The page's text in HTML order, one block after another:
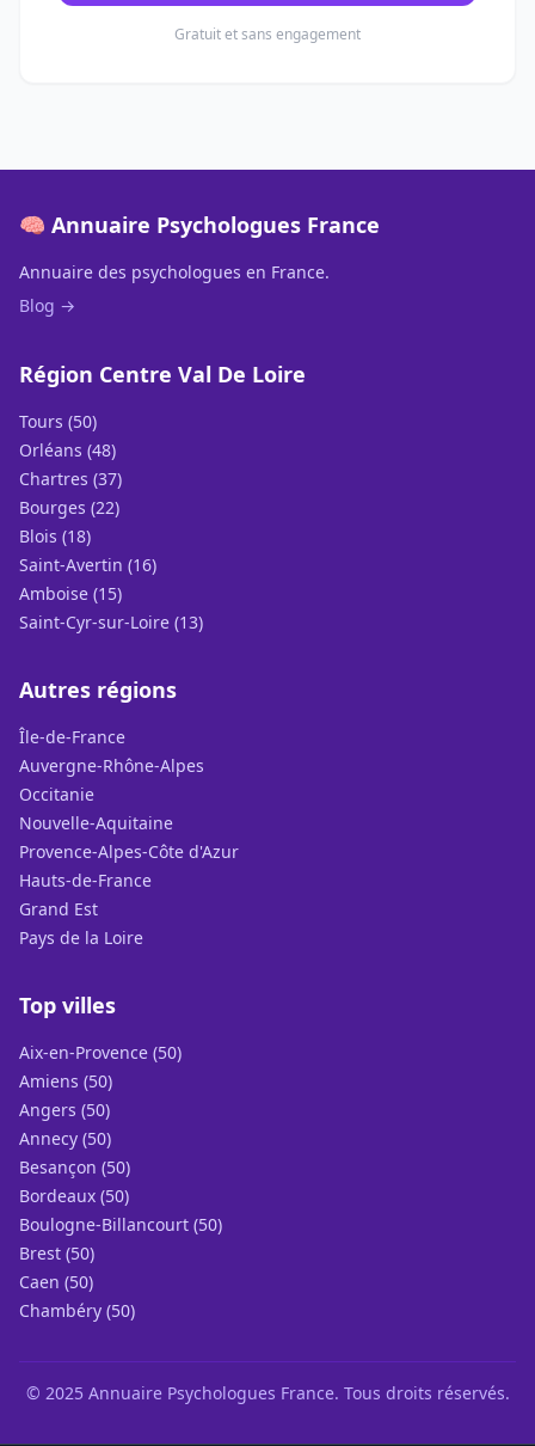
Gratuit et sans engagement
🧠 Annuaire Psychologues France
Annuaire des psychologues en France.
Blog →
Région Centre Val De Loire
Tours (50)
Orléans (48)
Chartres (37)
Bourges (22)
Blois (18)
Saint-Avertin (16)
Amboise (15)
Saint-Cyr-sur-Loire (13)
Autres régions
Île-de-France
Auvergne-Rhône-Alpes
Occitanie
Nouvelle-Aquitaine
Provence-Alpes-Côte d'Azur
Hauts-de-France
Grand Est
Pays de la Loire
Top villes
Aix-en-Provence (50)
Amiens (50)
Angers (50)
Annecy (50)
Besançon (50)
Bordeaux (50)
Boulogne-Billancourt (50)
Brest (50)
Caen (50)
Chambéry (50)
© 2025 Annuaire Psychologues France. Tous droits réservés.